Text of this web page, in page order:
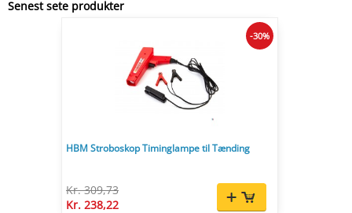
Senest sete produkter
HBM Stroboskop Timinglampe til Tænding
Kr. 309,73
Kr. 238,22
-30%